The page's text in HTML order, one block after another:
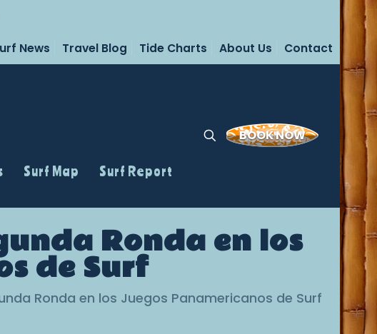
News Travel Blog Tide Charts About Us Contact
Surf Map Surf Report
BOOK NOW
Ronda en los
de Surf
Ronda en los Juegos Panamericanos de Surf